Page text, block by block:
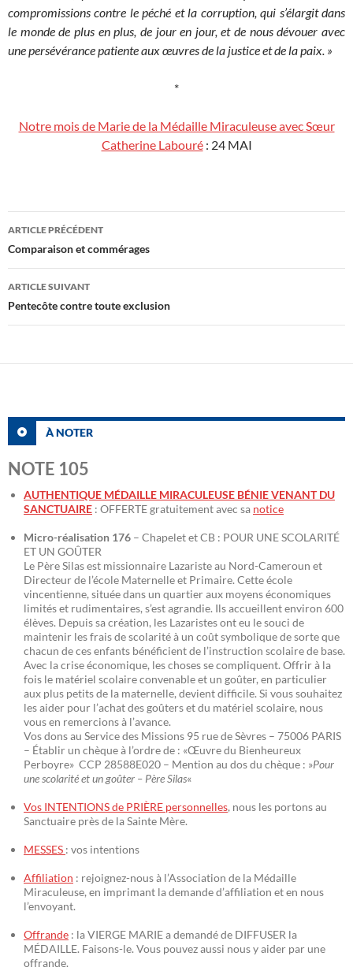
compromissions contre le péché et la corruption, qui s’élargit dans
le monde de plus en plus, de jour en jour, et de nous dévouer avec
une persévérance patiente aux œuvres de la justice et de la paix. »
*
Notre mois de Marie de la Médaille Miraculeuse avec Sœur
Catherine Labouré: 24 MAI
Navigation
des
articles
ARTICLE PRÉCÉDENT
Comparaison et commérages
ARTICLE SUIVANT
Pentecôte contre toute exclusion
À NOTER
NOTE 105
AUTHENTIQUE MÉDAILLE MIRACULEUSE BÉNIE VENANT DU
SANCTUAIRE : OFFERTE gratuitement avec sa notice
Micro-réalisation 176 – Chapelet et CB : POUR UNE SCOLARITÉ
ET UN GOÛTER
Le Père Silas est missionnaire Lazariste au Nord-Cameroun et
Directeur de l’école Maternelle et Primaire. Cette école
vincentienne, située dans un quartier aux moyens économiques
limités et rudimentaires, s’est agrandie. Ils accueillent environ 600
élèves. Depuis sa création, les Lazaristes ont eu le souci de
maintenir les frais de scolarité à un coût symbolique de sorte que
chacun de ces enfants bénéficient de l’instruction scolaire de base.
Avec la crise économique, les choses se compliquent. Offrir à la
fois le matériel scolaire convenable et un goûter, en particulier
aux plus petits de la maternelle, devient difficile. Si vous souhaitez
les aider pour l’achat des goûters et du matériel scolaire, nous
vous en remercions à l’avance.
Vos dons au Service des Missions 95 rue de Sèvres – 75006 PARIS
– Établir un chèque à l’ordre de : «Œuvre du Bienheureux
Perboyre» CCP 28588E020 – Mention au dos du chèque : »Pour
une scolarité et un goûter – Père Silas«
Vos INTENTIONS de PRIÈRE personnelles, nous les portons au
Sanctuaire près de la Sainte Mère.
MESSES : vos intentions
Affiliation : rejoignez-nous à l’Association de la Médaille
Miraculeuse, en imprimant la demande d’affiliation et en nous
l’envoyant.
Offrande : la VIERGE MARIE a demandé de DIFFUSER la
MÉDAILLE. Faisons-le. Vous pouvez aussi nous y aider par une
offrande.